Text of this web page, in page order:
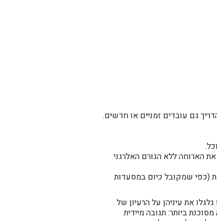
גם עובדים זמניים או חדשים.
הארוחה ללא הגורם האלרגני
(כפי שמקובל כיום במסעדות
את עיניהן על הרעיון של
ביותר: תגובה מיידית